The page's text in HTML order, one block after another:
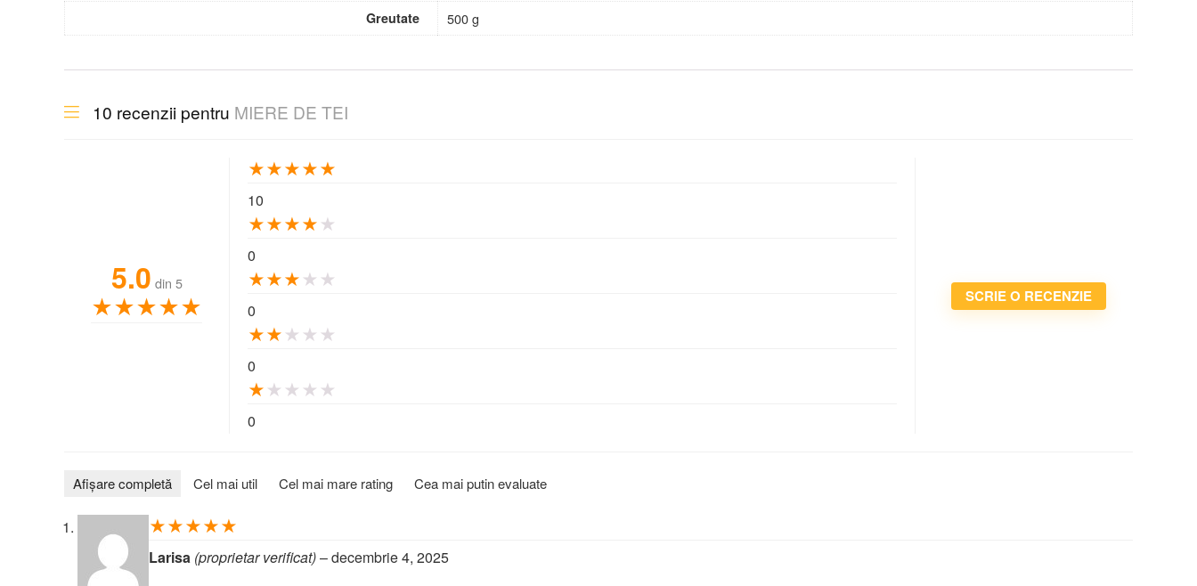
Greutate 500 g
10 recenzii pentru MIERE DE TEI
5.0 din 5
★★★★★
★★★★★
10
★★★★★
0
★★★★ ★
0
★★★ ★ ★
0
★★ ★ ★ ★
0
SCRIE O RECENZIE
Afișare completă Cel mai util Cel mai mare rating Cea mai putin evaluate
★★★★★
Larisa (proprietar verificat)–decembrie 4, 2025